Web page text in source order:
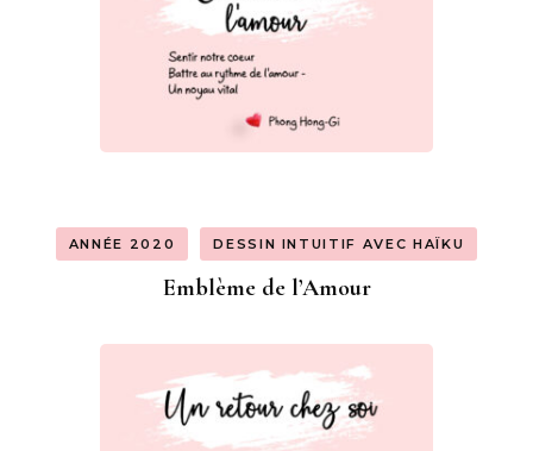
ANNÉE 2020 DESSIN INTUITIF AVEC HAÏKU
Emblème de l’Amour